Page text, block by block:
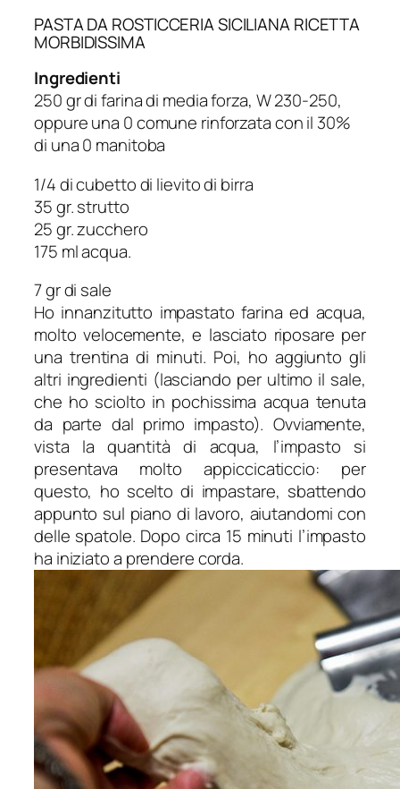
PASTA DA ROSTICCERIA SICILIANA RICETTA
MORBIDISSIMA
Ingredienti
250 gr di farina di media forza, W 230-250,
oppure una 0 comune rinforzata con il 30%
di una 0 manitoba
1/4 di cubetto di lievito di birra
35 gr. strutto
25 gr. zucchero
175 ml acqua.
7 gr di sale
Ho innanzitutto impastato farina ed acqua,
molto velocemente, e lasciato riposare per
una trentina di minuti. Poi, ho aggiunto gli
altri ingredienti (lasciando per ultimo il sale,
che ho sciolto in pochissima acqua tenuta
da parte dal primo impasto). Ovviamente,
vista la quantità di acqua, l’impasto si
presentava molto appiccicaticcio: per
questo, ho scelto di impastare, sbattendo
appunto sul piano di lavoro, aiutandomi con
delle spatole. Dopo circa 15 minuti l’impasto
ha iniziato a prendere corda.